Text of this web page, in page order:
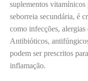
suplementos vitamínicos
seborreia secundária, é
como infecções,
Antibióticos,
podem ser prescritos
inflamação.